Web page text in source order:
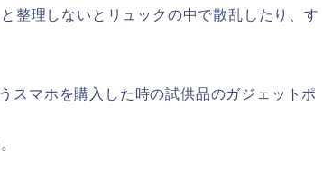
整理しないとリュックの中で散乱したり、す
スマホを購入した時の試供品のガジェットポ